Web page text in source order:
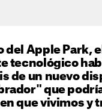
del Apple Park,
tecnológico
de un nuevo
que
que vivimos y